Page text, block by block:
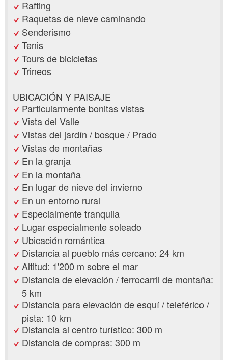
Rafting
Raquetas de nieve caminando
Senderismo
Tenis
Tours de bicicletas
Trineos
UBICACIÓN Y PAISAJE
Particularmente bonitas vistas
Vista del Valle
Vistas del jardín / bosque / Prado
Vistas de montañas
En la granja
En la montaña
En lugar de nieve del invierno
En un entorno rural
Especialmente tranquila
Lugar especialmente soleado
Ubicación romántica
Distancia al pueblo más cercano: 24 km
Altitud: 1'200 m sobre el mar
Distancia de elevación / ferrocarril de montaña:
5 km
Distancia para elevación de esquí / teleférico /
pista: 10 km
Distancia al centro turístico: 300 m
Distancia de compras: 300 m